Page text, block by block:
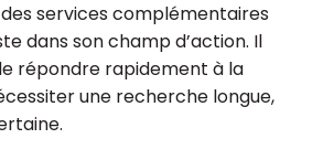
services complémentaires
dans son champ d’action. Il
répondre rapidement à la
une recherche longue,